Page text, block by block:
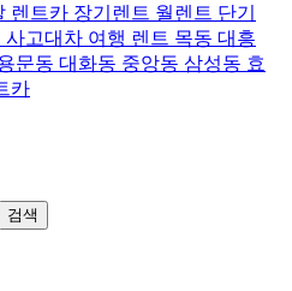
렌트카 장기렌트 월렌트 단기
사고대차 여행 렌트 목동 대흥
문동 대화동 중앙동 삼성동 효
카
검색